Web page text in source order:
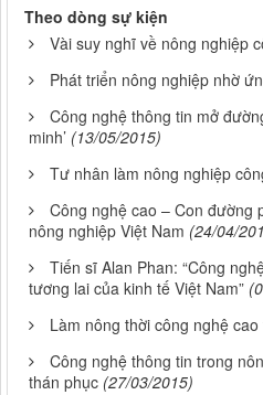
Theo dòng sự kiện
Vài suy nghĩ về nông nghiệp
Phát triển nông nghiệp nhờ
Công nghệ thông tin mở
minh’ (13/05/2015)
Tư nhân làm nông nghiệp
Công nghệ cao – Con đường
nông nghiệp Việt Nam (24/04/
Tiến sĩ Alan Phan: “Công
tương lai của kinh tế Việt Nam”
Làm nông thời công nghệ cao
Công nghệ thông tin trong
thán phục (27/03/2015)